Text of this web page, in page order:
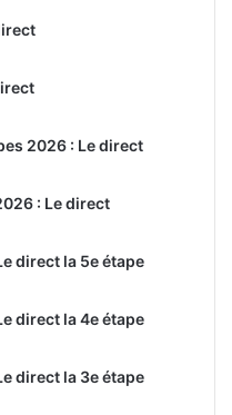
2026 : Le direct
: Le direct
direct la 5e étape
direct la 4e étape
direct la 3e étape